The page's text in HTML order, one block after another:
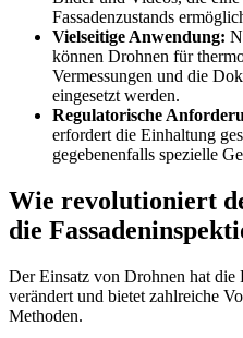
Fassadenzustands
Vielseitige Anwendung:
können Drohnen für
Vermessungen und die
eingesetzt werden.
Regulatorische
erfordert die Einhaltung
gegebenenfalls spezielle
Wie revolutioniert
die
Der Einsatz von Drohnen hat die
verändert und bietet zahlreiche
Methoden.